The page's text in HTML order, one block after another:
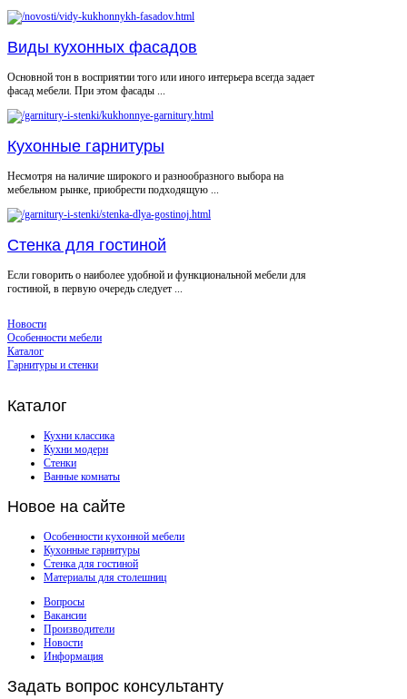
Виды кухонных фасадов
Основной тон в восприятии того или иного интерьера всегда задает
фасад мебели. При этом фасады ...
Кухонные гарнитуры
Несмотря на наличие широкого и разнообразного выбора на
мебельном рынке, приобрести подходящую ...
Стенка для гостиной
Если говорить о наиболее удобной и функциональной мебели для
гостиной, в первую очередь следует ...
Новости
Особенности мебели
Каталог
Гарнитуры и стенки
Каталог
Кухни классика
Кухни модерн
Стенки
Ванные комнаты
Новое на сайте
Особенности кухонной мебели
Кухонные гарнитуры
Стенка для гостиной
Материалы для столешниц
Вопросы
Вакансии
Производители
Новости
Информация
Задать вопрос консультанту